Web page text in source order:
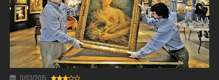
11/03/2015